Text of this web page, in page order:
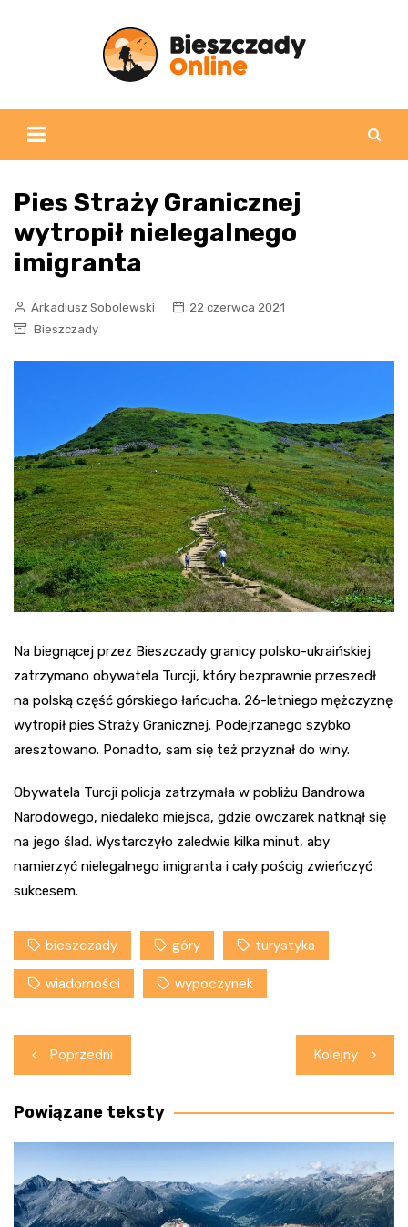
Pies Straży Granicznej
wytropił nielegalnego
imigranta
Arkadiusz Sobolewski
22 czerwca 2021
Bieszczady
Na biegnącej przez Bieszczady granicy polsko-ukraińskiej
zatrzymano obywatela Turcji, który bezprawnie przeszedł
na polską część górskiego łańcucha. 26-letniego mężczyznę
wytropił pies Straży Granicznej. Podejrzanego szybko
aresztowano. Ponadto, sam się też przyznał do winy.
Obywatela Turcji policja zatrzymała w pobliżu Bandrowa
Narodowego, niedaleko miejsca, gdzie owczarek natknął się
na jego ślad. Wystarczyło zaledwie kilka minut, aby
namierzyć nielegalnego imigranta i cały pościg zwieńczyć
sukcesem.
bieszczady góry turystyka
wiadomości wypoczynek
Nawigacja
wpisu
Poprzedni Kolejny
Powiązane teksty